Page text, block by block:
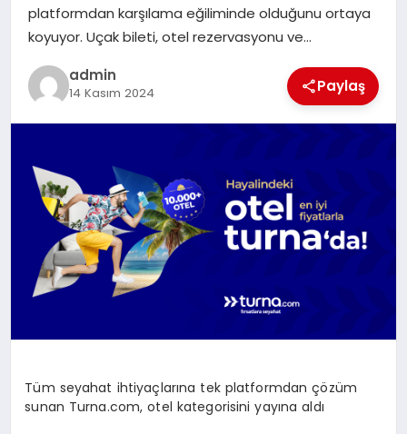
platformdan karşılama eğiliminde olduğunu ortaya
koyuyor. Uçak bileti, otel rezervasyonu ve…
admin
14 Kasım 2024 Paylaş
Tüm seyahat ihtiyaçlarına tek platformdan çözüm
sunan Turna.com, otel kategorisini yayına aldı